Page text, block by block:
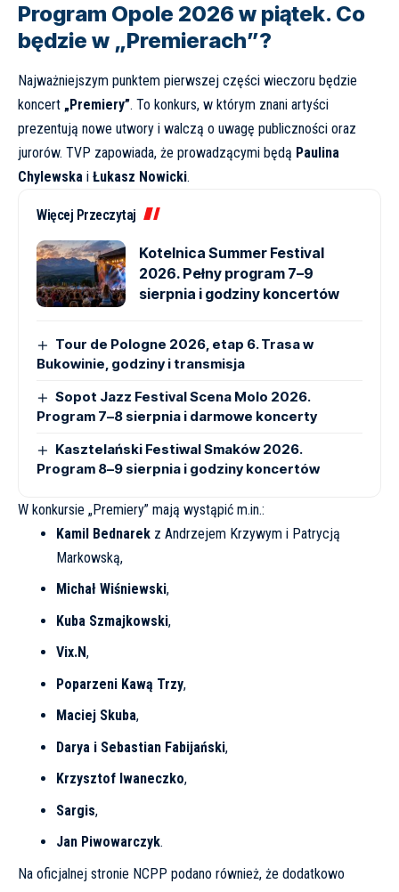
Program Opole 2026 w piątek. Co
będzie w „Premierach”?
Najważniejszym punktem pierwszej części wieczoru będzie
koncert „Premiery”. To konkurs, w którym znani artyści
prezentują nowe utwory i walczą o uwagę publiczności oraz
jurorów. TVP zapowiada, że prowadzącymi będą Paulina
Chylewska i Łukasz Nowicki.
Więcej Przeczytaj
Kotelnica Summer Festival
2026. Pełny program 7–9
sierpnia i godziny koncertów
Tour de Pologne 2026, etap 6. Trasa w
Bukowinie, godziny i transmisja
Sopot Jazz Festival Scena Molo 2026.
Program 7–8 sierpnia i darmowe koncerty
Kasztelański Festiwal Smaków 2026.
Program 8–9 sierpnia i godziny koncertów
W konkursie „Premiery” mają wystąpić m.in.:
Kamil Bednarekz Andrzejem Krzywym i Patrycją
Markowską,
Michał Wiśniewski,
Kuba Szmajkowski,
Vix.N,
Poparzeni Kawą Trzy,
Maciej Skuba,
Darya i Sebastian Fabijański,
Krzysztof Iwaneczko,
Sargis,
Jan Piwowarczyk.
Na oficjalnej stronie NCPP podano również, że dodatkowo